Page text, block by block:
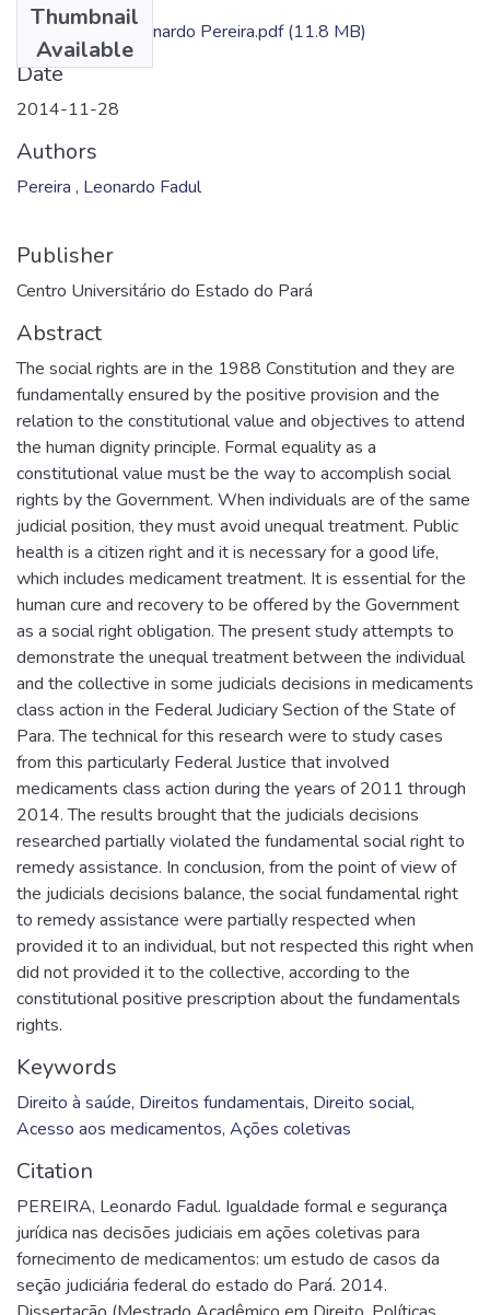
Thumbnail
Available
Dissertação - Leonardo Pereira.pdf(11.8 MB)
Date
2014-11-28
Authors
Pereira , Leonardo Fadul
Publisher
Centro Universitário do Estado do Pará
Abstract
The social rights are in the 1988 Constitution and they are
fundamentally ensured by the positive provision and the
relation to the constitutional value and objectives to attend
the human dignity principle. Formal equality as a
constitutional value must be the way to accomplish social
rights by the Government. When individuals are of the same
judicial position, they must avoid unequal treatment. Public
health is a citizen right and it is necessary for a good life,
which includes medicament treatment. It is essential for the
human cure and recovery to be offered by the Government
as a social right obligation. The present study attempts to
demonstrate the unequal treatment between the individual
and the collective in some judicials decisions in medicaments
class action in the Federal Judiciary Section of the State of
Para. The technical for this research were to study cases
from this particularly Federal Justice that involved
medicaments class action during the years of 2011 through
2014. The results brought that the judicials decisions
researched partially violated the fundamental social right to
remedy assistance. In conclusion, from the point of view of
the judicials decisions balance, the social fundamental right
to remedy assistance were partially respected when
provided it to an individual, but not respected this right when
did not provided it to the collective, according to the
constitutional positive prescription about the fundamentals
rights.
Keywords
Direito à saúde, Direitos fundamentais, Direito social,
Acesso aos medicamentos, Ações coletivas
Citation
PEREIRA, Leonardo Fadul. Igualdade formal e segurança
jurídica nas decisões judiciais em ações coletivas para
fornecimento de medicamentos: um estudo de casos da
seção judiciária federal do estado do Pará. 2014.